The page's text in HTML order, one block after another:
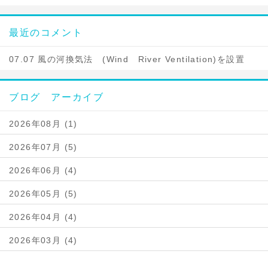
最近のコメント
07.07 風の河換気法 (Wind River Ventilation)を設置
ブログ アーカイブ
2026年08月 (1)
2026年07月 (5)
2026年06月 (4)
2026年05月 (5)
2026年04月 (4)
2026年03月 (4)